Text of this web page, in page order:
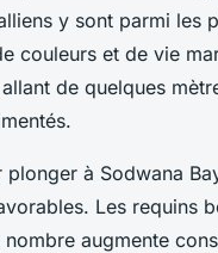
y sont parmi les
couleurs et de vie
de quelques
à Sodwana
Les requins
nombre augmente